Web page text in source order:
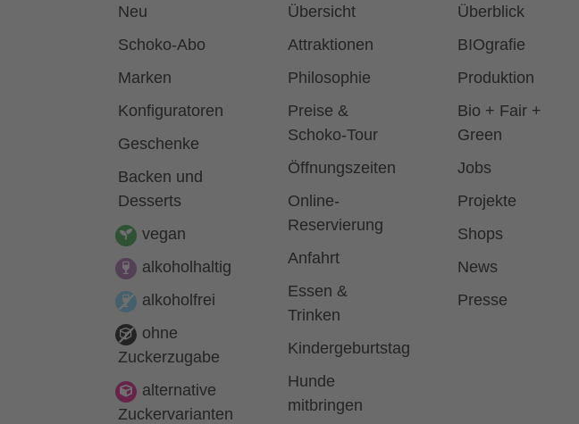
Neu
Schoko-Abo
Marken
Konfiguratoren
Geschenke
Backen und
Desserts
vegan
alkoholhaltig
alkoholfrei
ohne
Zuckerzugabe
alternative
Zuckervarianten
Übersicht
Attraktionen
Philosophie
Preise &
Schoko-Tour
Öffnungszeiten
Online-
Reservierung
Anfahrt
Essen &
Trinken
Kindergeburtstag
Hunde
mitbringen
Überblick
BIOgrafie
Produktion
Bio + Fair +
Green
Jobs
Projekte
Shops
News
Presse